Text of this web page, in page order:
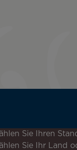
Sie sich für
an, um die
Sie Ihren
Sie Ihr Land